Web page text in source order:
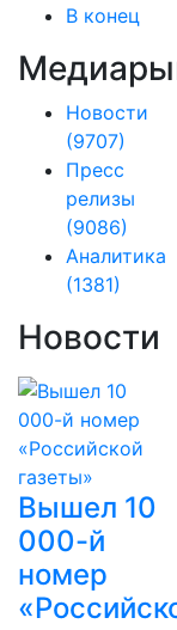
В конец
Новости
(9707)
Пресс
релизы
(9086)
Аналитика
(1381)
Новости
Вышел 10
000-й
номер